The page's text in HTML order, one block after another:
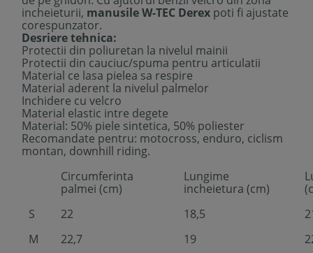
incheieturii, manusile W-TEC Derex poti fi ajustate
corespunzator.
Desriere tehnica:
Protectii din poliuretan la nivelul mainii
Protectii din cauciuc/spuma pentru articulatii
Material ce lasa pielea sa respire
Material aderent la nivelul palmelor
Inchidere cu velcro
Material elastic intre degete
Material: 50% piele sintetica, 50% poliester
Recomandate pentru: motocross, enduro, ciclism
montan, downhill riding.
Circumferinta
palmei (cm)
Lungime
incheietura (cm)
S
22 18,5
M
22,7 19